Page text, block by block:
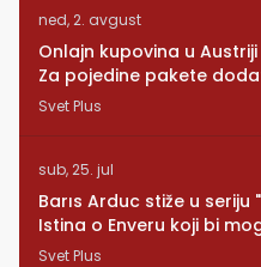
ned, 2. avgust
Onlajn kupovina u
Za pojedine pakete
Svet Plus
sub, 25. jul
Barıs Arduc stiže u seriju
Istina o Enveru koji bi
promeni sve
Svet Plus